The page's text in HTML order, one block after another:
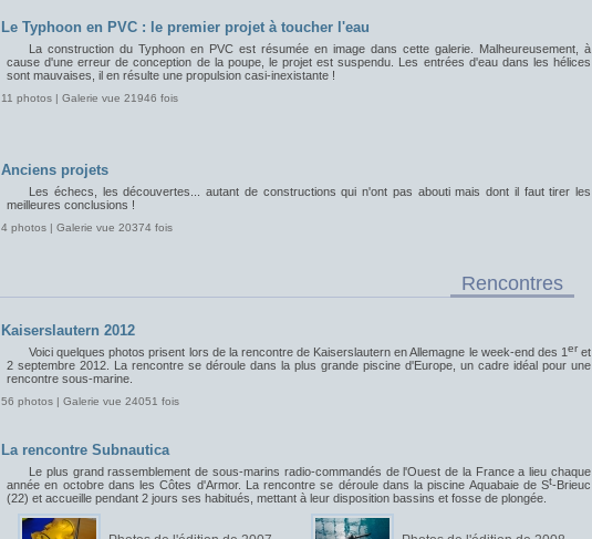
Le Typhoon en PVC : le premier projet à toucher l'eau
La construction du Typhoon en PVC est résumée en image dans cette galerie. Malheureusement, à
cause d'une erreur de conception de la poupe, le projet est suspendu. Les entrées d'eau dans les hélices
sont mauvaises, il en résulte une propulsion casi-inexistante !
11 photos | Galerie vue 21946 fois
Anciens projets
Les échecs, les découvertes... autant de constructions qui n'ont pas abouti mais dont il faut tirer les
meilleures conclusions !
4 photos | Galerie vue 20374 fois
Rencontres
Kaiserslautern 2012
Voici quelques photos prisent lors de la rencontre de Kaiserslautern en Allemagne le week-end des 1eret
2 septembre 2012. La rencontre se déroule dans la plus grande piscine d'Europe, un cadre idéal pour une
rencontre sous-marine.
56 photos | Galerie vue 24051 fois
La rencontre Subnautica
Le plus grand rassemblement de sous-marins radio-commandés de l'Ouest de la France a lieu chaque
année en octobre dans les Côtes d'Armor. La rencontre se déroule dans la piscine Aquabaie de St-Brieuc
(22) et accueille pendant 2 jours ses habitués, mettant à leur disposition bassins et fosse de plongée.